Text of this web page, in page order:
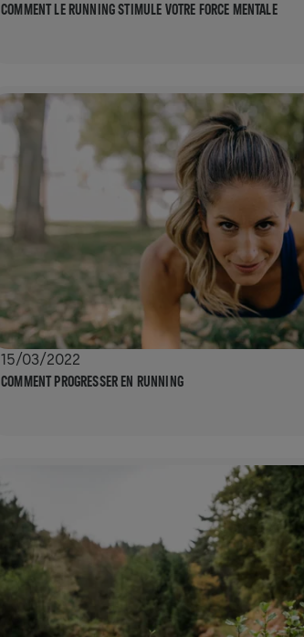
COMMENT LE RUNNING STIMULE VOTRE FORCE MENTALE
15/03/2022
COMMENT PROGRESSER EN RUNNING